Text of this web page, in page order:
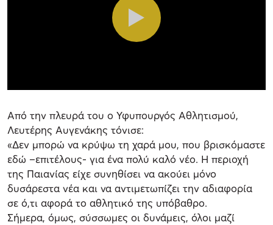
Από την πλευρά του ο Υφυπουργός Αθλητισμού,
Λευτέρης Αυγενάκης τόνισε:
«Δεν μπορώ να κρύψω τη χαρά μου, που βρισκόμαστε
εδώ –επιτέλους- για ένα πολύ καλό νέο. Η περιοχή
της Παιανίας είχε συνηθίσει να ακούει μόνο
δυσάρεστα νέα και να αντιμετωπίζει την αδιαφορία
σε ό,τι αφορά το αθλητικό της υπόβαθρο.
Σήμερα, όμως, σύσσωμες οι δυνάμεις, όλοι μαζί